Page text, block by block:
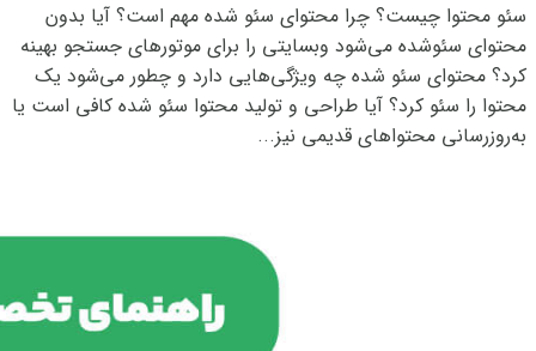
سئو محتوا چیست؟ چرا محتوای سئو شده مهم است؟ آیا بدون
محتوای سئوشده می‌شود وبسایتی را برای موتورهای جستجو بهینه
کرد؟ محتوای سئو شده چه ویژگی‌هایی دارد و چطور می‌شود یک
محتوا را سئو کرد؟ آیا طراحی و تولید محتوا سئو شده کافی است یا
به‌روزرسانی محتواهای قدیمی نیز...